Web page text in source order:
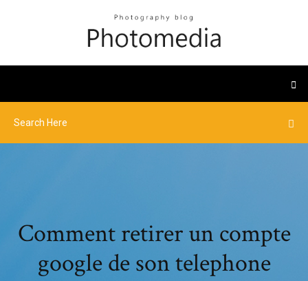
Comment retirer un compte
google de son telephone